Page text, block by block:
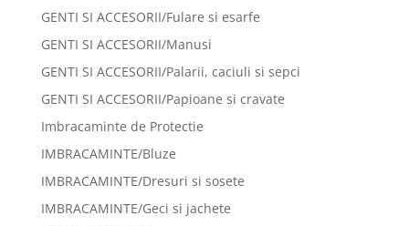
GENTI SI ACCESORII/Fulare si esarfe
GENTI SI ACCESORII/Manusi
GENTI SI ACCESORII/Palarii, caciuli si sepci
GENTI SI ACCESORII/Papioane si cravate
Imbracaminte de Protectie
IMBRACAMINTE/Bluze
IMBRACAMINTE/Dresuri si sosete
IMBRACAMINTE/Geci si jachete